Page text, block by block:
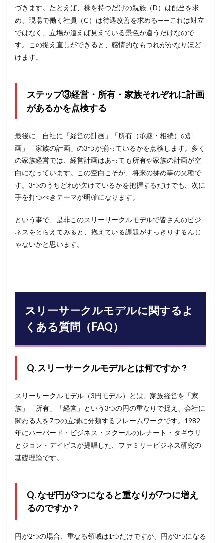
づきます。たとえば、株を持つだけの親族（D）は配当を求
め、現場で働く社員（C）は待遇改善を求める——これは対立
ではなく、立場が違えば見えている景色が違うだけなので
す。この捉え直しができると、感情的なもつれがかなりほど
けます。
ステップ③経営・所有・家族それぞれに計画
があるかを点検する
最後に、自社に「経営の計画」「所有（承継・相続）の計
画」「家族の計画」の3つが揃っているかを点検します。多く
の家族経営では、経営計画はあっても所有や家族の計画が空
白になっています。この空白こそが、将来の揉め事の火種で
す。3つのうちどれが欠けているかを把握するだけでも、次に
手を打つべきテーマが明確になります。
という事で、是非このスリーサークルモデルで皆さんのビジ
ネスをとらえてみると、抱えている課題がすっきりするんじ
ゃないかと思います。
スリーサークルモデルに関するよ
くある質問（FAQ）
Q. スリーサークルモデルとは何ですか？
スリーサークルモデル（3円モデル）とは、家族経営を「家
族」「所有」「経営」という3つの円の重なりで捉え、会社に
関わる人を7つの立場に分類するフレームワークです。1982
年にハーバード・ビジネス・スクールのレナート・タギウリ
とジョン・デイビスが提唱した、ファミリービジネス研究の
基礎理論です。
Q. なぜ円が3つになると重なりが7つに増え
るのですか？
円が2つの場合、重なる領域は1つだけですが、円が3つになる